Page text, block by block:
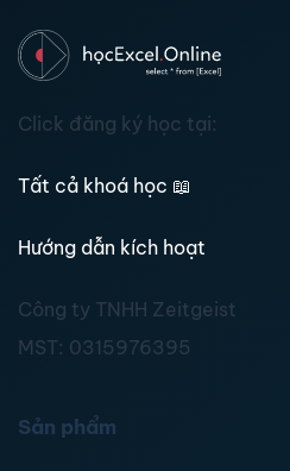
Click đăng ký học tại:
Tất cả khoá học 📖
Hướng dẫn kích hoạt
Công ty TNHH Zeitgeist
MST: 0315976395
Sản phẩm